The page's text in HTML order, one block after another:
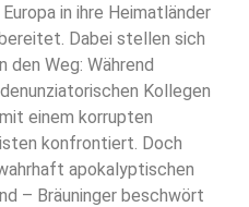
in ihre Heimatländer
Dabei stellen sich
den Weg: Während
Kollegen
einem korrupten
konfrontiert. Doch
apokalyptischen
– Bräuninger beschwört